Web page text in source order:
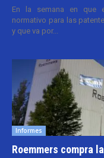
En la semana en que
normativo para las
y que va por...
Informes
Roemmers compra